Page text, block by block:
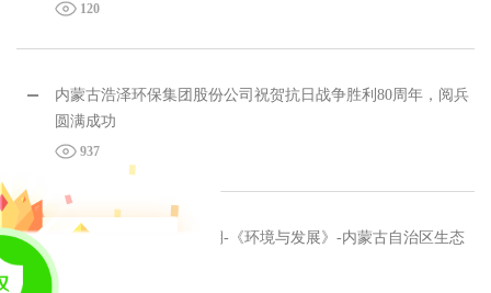
120
内蒙古浩泽环保集团股份公司祝贺抗日战争胜利80周年，阅兵
圆满成功
937
环境与发展2025年第三期-《环境与发展》-内蒙古自治区生态
环境厅